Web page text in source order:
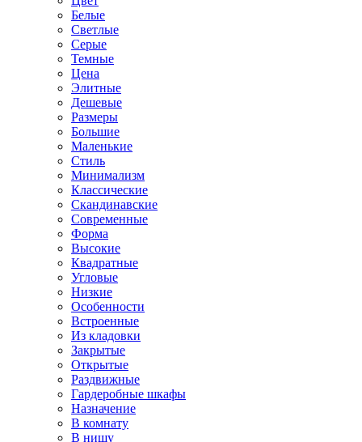
Белые
Светлые
Серые
Темные
Цена
Элитные
Дешевые
Размеры
Большие
Маленькие
Стиль
Минимализм
Классические
Скандинавские
Современные
Форма
Высокие
Квадратные
Угловые
Низкие
Особенности
Встроенные
Из кладовки
Закрытые
Открытые
Раздвижные
Гардеробные шкафы
Назначение
В комнату
В нишу